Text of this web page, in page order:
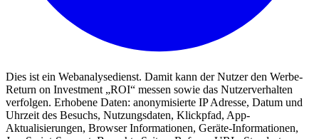
Dies ist ein Webanalysedienst. Damit kann der Nutzer den Werbe-
Return on Investment „ROI“ messen sowie das Nutzerverhalten
verfolgen. Erhobene Daten: anonymisierte IP Adresse, Datum und
Uhrzeit des Besuchs, Nutzungsdaten, Klickpfad, App-
Aktualisierungen, Browser Informationen, Geräte-Informationen,